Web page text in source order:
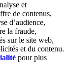
et
de contenus,
d’audience,
la fraude,
sur le site web,
et du contenu.
pour plus